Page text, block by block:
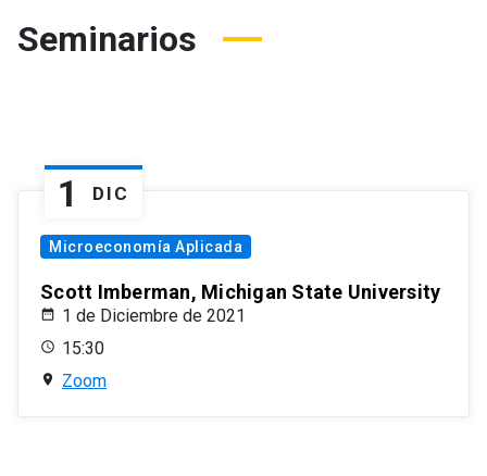
Seminarios
1 DIC
Microeconomía Aplicada
Scott Imberman, Michigan State University
1 de Diciembre de 2021
15:30
Zoom